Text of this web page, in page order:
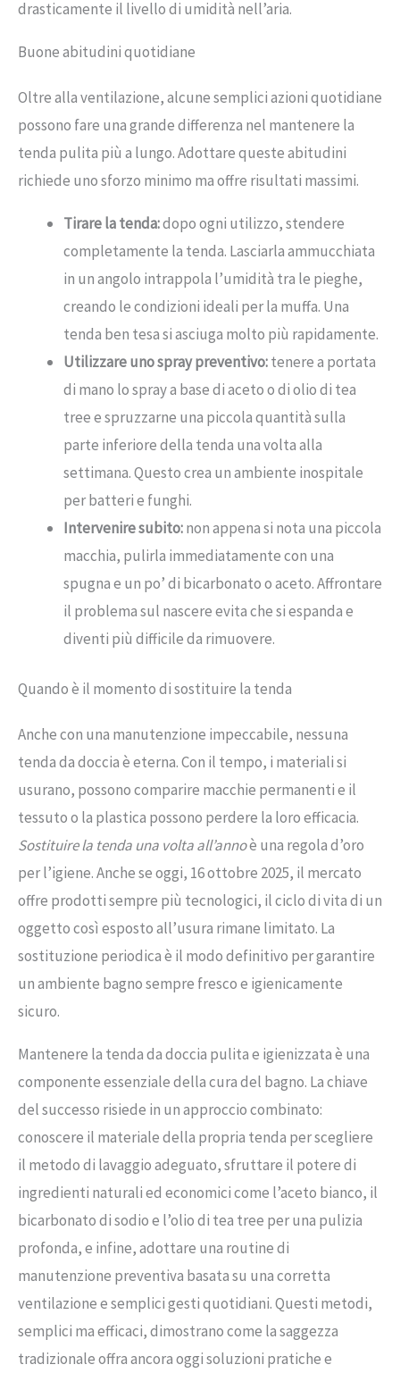
drasticamente il livello di umidità nell’aria.
Buone abitudini quotidiane
Oltre alla ventilazione, alcune semplici azioni quotidiane
possono fare una grande differenza nel mantenere la
tenda pulita più a lungo. Adottare queste abitudini
richiede uno sforzo minimo ma offre risultati massimi.
Tirare la tenda:dopo ogni utilizzo, stendere
completamente la tenda. Lasciarla ammucchiata
in un angolo intrappola l’umidità tra le pieghe,
creando le condizioni ideali per la muffa. Una
tenda ben tesa si asciuga molto più rapidamente.
Utilizzare uno spray preventivo:tenere a portata
di mano lo spray a base di aceto o di olio di tea
tree e spruzzarne una piccola quantità sulla
parte inferiore della tenda una volta alla
settimana. Questo crea un ambiente inospitale
per batteri e funghi.
Intervenire subito:non appena si nota una piccola
macchia, pulirla immediatamente con una
spugna e un po’ di bicarbonato o aceto. Affrontare
il problema sul nascere evita che si espanda e
diventi più difficile da rimuovere.
Quando è il momento di sostituire la tenda
Anche con una manutenzione impeccabile, nessuna
tenda da doccia è eterna. Con il tempo, i materiali si
usurano, possono comparire macchie permanenti e il
tessuto o la plastica possono perdere la loro efficacia.
Sostituire la tenda una volta all’annoè una regola d’oro
per l’igiene. Anche se oggi, 16 ottobre 2025, il mercato
offre prodotti sempre più tecnologici, il ciclo di vita di un
oggetto così esposto all’usura rimane limitato. La
sostituzione periodica è il modo definitivo per garantire
un ambiente bagno sempre fresco e igienicamente
sicuro.
Mantenere la tenda da doccia pulita e igienizzata è una
componente essenziale della cura del bagno. La chiave
del successo risiede in un approccio combinato:
conoscere il materiale della propria tenda per scegliere
il metodo di lavaggio adeguato, sfruttare il potere di
ingredienti naturali ed economici come l’aceto bianco, il
bicarbonato di sodio e l’olio di tea tree per una pulizia
profonda, e infine, adottare una routine di
manutenzione preventiva basata su una corretta
ventilazione e semplici gesti quotidiani. Questi metodi,
semplici ma efficaci, dimostrano come la saggezza
tradizionale offra ancora oggi soluzioni pratiche e